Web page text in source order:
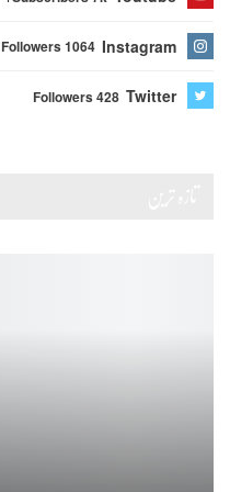
Instagram
Followers 1064
Twitter
Followers 428